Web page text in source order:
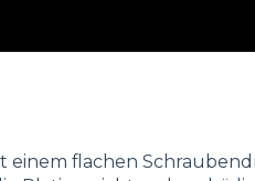
einem flachen